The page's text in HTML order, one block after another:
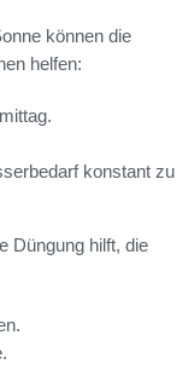
können die
helfen:
konstant zu
Düngung hilft, die